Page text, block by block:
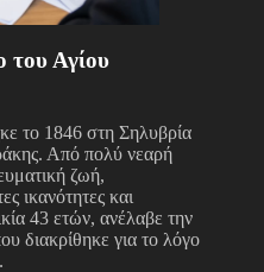
του Αγίου
το 1846 στη Σηλυβρία
Από πολύ νεαρή
ζωή,
ικανότητες και
43 ετών, ανέλαβε την
διακρίθηκε για το λόγο